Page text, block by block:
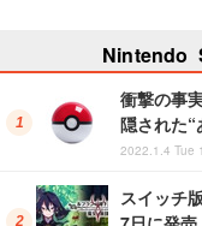
Nintendo
衝撃の事
隠された“
2022.1.4 Tue
スイッチ